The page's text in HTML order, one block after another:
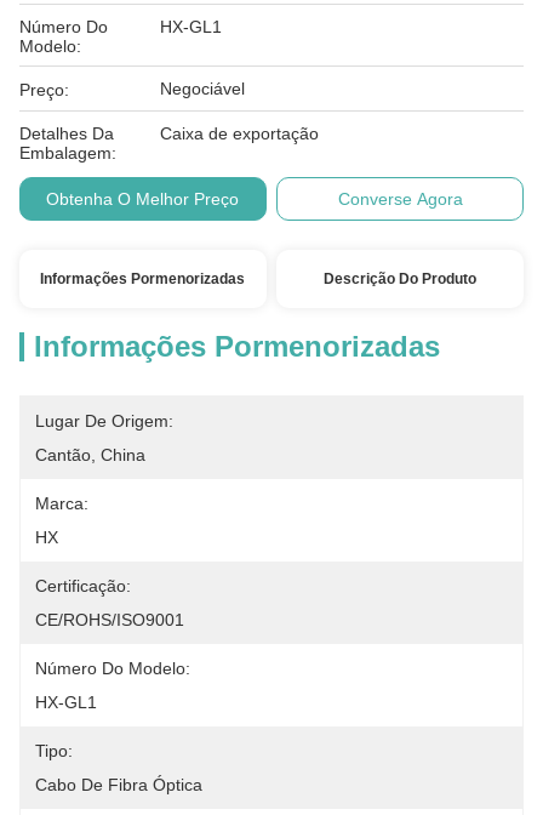
Número Do
Modelo:
HX-GL1
Preço: Negociável
Detalhes Da
Embalagem:
Caixa de exportação
Obtenha O Melhor Preço Converse Agora
Informações Pormenorizadas Descrição Do Produto
Informações Pormenorizadas
Lugar De Origem:
Cantão, China
Marca:
HX
Certificação:
CE/ROHS/ISO9001
Número Do Modelo:
HX-GL1
Tipo:
Cabo De Fibra Óptica